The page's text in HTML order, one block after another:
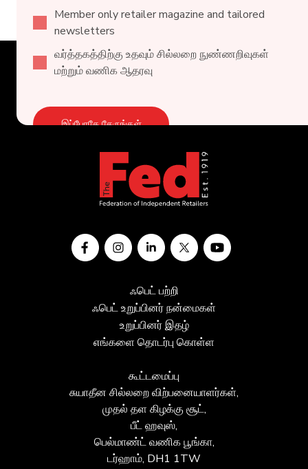
Member only retailer magazine and tailored
newsletters
வர்த்தகத்திற்கு உதவும் சில்லறை நுண்ணறிவுகள்
மற்றும் வணிக ஆதரவு
இப்போதே சேருங்கள்
ஃபெட் பற்றி
ஃபெட் உறுப்பினர் நன்மைகள்
உறுப்பினர் இதழ்
எங்களை தொடர்பு கொள்ள
கூட்டமைப்பு
சுயாதீன சில்லறை விற்பனையாளர்கள்,
முதல் தள கிழக்கு சூட்,
பீட் ஹவுஸ்,
பெல்மாண்ட் வணிக பூங்கா,
டர்ஹாம், DH1 1TW